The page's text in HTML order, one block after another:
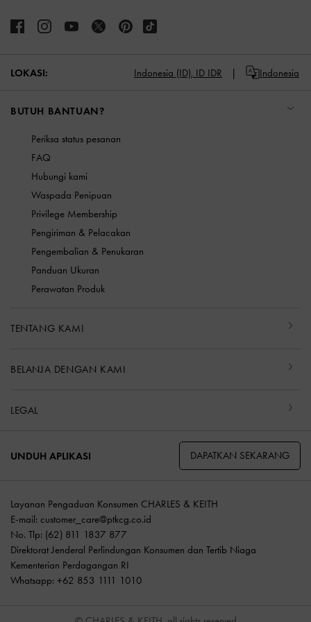
LOKASI: Indonesia (ID), ID IDR Indonesia
BUTUH BANTUAN?
Periksa status pesanan
FAQ
Hubungi kami
Waspada Penipuan
Privilege Membership
Pengiriman & Pelacakan
Pengembalian & Penukaran
Panduan Ukuran
Perawatan Produk
TENTANG KAMI
BELANJA DENGAN KAMI
LEGAL
UNDUH APLIKASI DAPATKAN SEKARANG
Layanan Pengaduan Konsumen CHARLES & KEITH
E-mail: customer_care@ptkcg.co.id
No. Tlp: (62) 811 1837 877
Direktorat Jenderal Perlindungan Konsumen dan Tertib Niaga
Kementerian Perdagangan RI
Whatsapp: +62 853 1111 1010